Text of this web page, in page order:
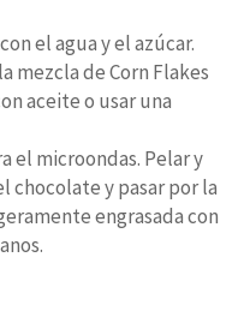
el agua y el azúcar.
mezcla de Corn Flakes
aceite o usar una
el microondas. Pelar y
chocolate y pasar por la
engrasada con